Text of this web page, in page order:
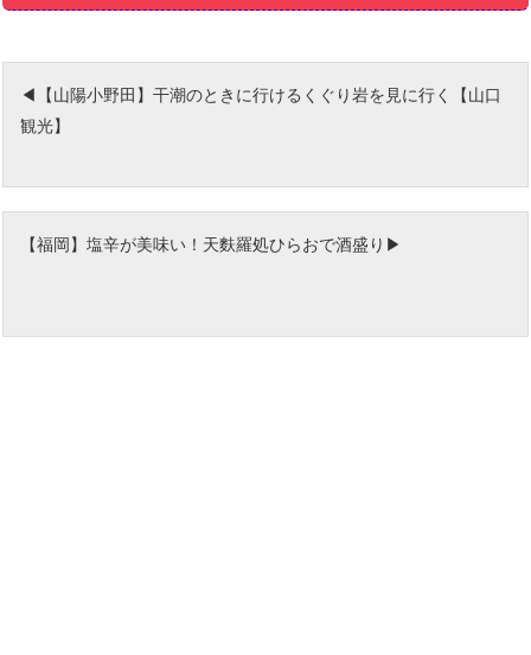
【山陽小野田】干潮のときに行けるくぐり岩を見に行く【山口
観光】
【福岡】塩辛が美味い！天麩羅処ひらおで酒盛り